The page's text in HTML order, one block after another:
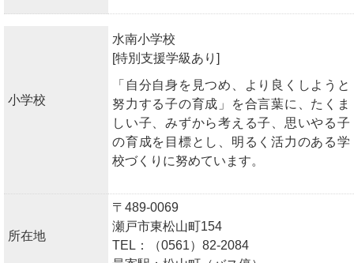
小学校
水南小学校
[特別支援学級あり]
「自分自身を見つめ、より良くしようと
努力する子の育成」を合言葉に、たくま
しい子、みずから考える子、思いやる子
の育成を目標とし、明るく活力のある学
校づくりに努めています。
所在地
〒489-0069
瀬戸市東松山町154
TEL：（0561）82-2084